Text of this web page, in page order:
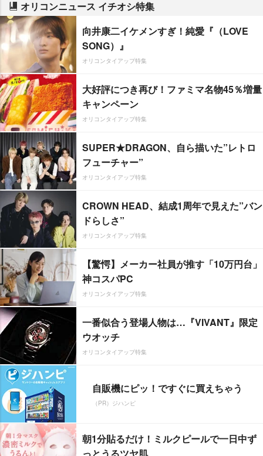
オリコンニュース イチオシ特集
向井康二イケメンすぎ！純愛『（LOVE
SONG）』
オリコンタイアップ特集
大好評につき再び！ファミマ名物45％増量
キャンペーン
オリコンタイアップ特集
SUPER★DRAGON、自ら描いた”レトロ
フューチャー”
オリコンタイアップ特集
CROWN HEAD、結成1周年で見えた”バン
ドらしさ”
オリコンタイアップ特集
【驚愕】メーカー社員が推す「10万円台」
神コスパPC
オリコンタイアップ特集
一番似合う登場人物は…『VIVANT』限定
ウオッチ
オリコンタイアップ特集
自販機にピッ！ですぐに買えちゃう
（PR）ジハンピ
朝1分貼るだけ！ミルクピールで一日中ず
っとうるツヤ肌